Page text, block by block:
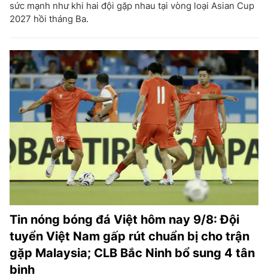
sức mạnh như khi hai đội gặp nhau tại vòng loại Asian Cup
2027 hồi tháng Ba.
Tin nóng bóng đá Việt hôm nay 9/8: Đội
tuyển Việt Nam gấp rút chuẩn bị cho trận
gặp Malaysia; CLB Bắc Ninh bổ sung 4 tân
binh